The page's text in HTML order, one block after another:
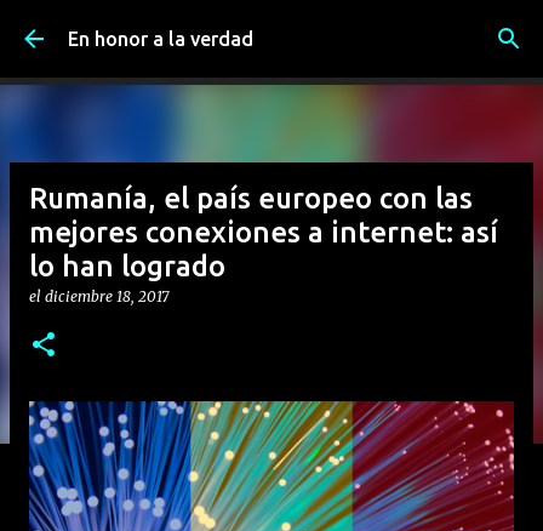
Ir al contenido principal
En honor a la verdad
Rumanía, el país europeo con las
mejores conexiones a internet: así
lo han logrado
el diciembre 18, 2017